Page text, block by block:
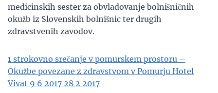
medicinskih sester za obvladovanje bolnišničnih
okužb iz Slovenskih bolnišnic ter drugih
zdravstvenih zavodov.
1 strokovno srečanje v pomurskem prostoru –
Okužbe povezane z zdravstvom v Pomurju Hotel
Vivat 9 6 2017 28 2 2017